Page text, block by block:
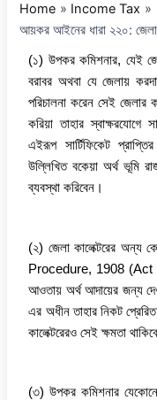
Home
Income Tax
আয়কর আইনের ধারা ২২০: জেলা
(১) উপকর কমিশনার, যেই
বরাবর অথবা যে জেলায়
পরিচালনা করেন সেই জেলার
করিয়া তাহার স্বাক্ষরযোগে
এইরূপ সার্টিফিকেট
উল্লিখিত বকেয়া অর্থ ভূমি
ব্যবস্থা করিবেন।
(২) জেলা কালেক্টরের অন্য
Procedure, 1908 (Act
আওতায় অর্থ আদায়ের জন্য
এর অধীন তাহার নিকট
কালেক্টরেরও সেই ক্ষমতা
(৩) উপকর কমিশনার